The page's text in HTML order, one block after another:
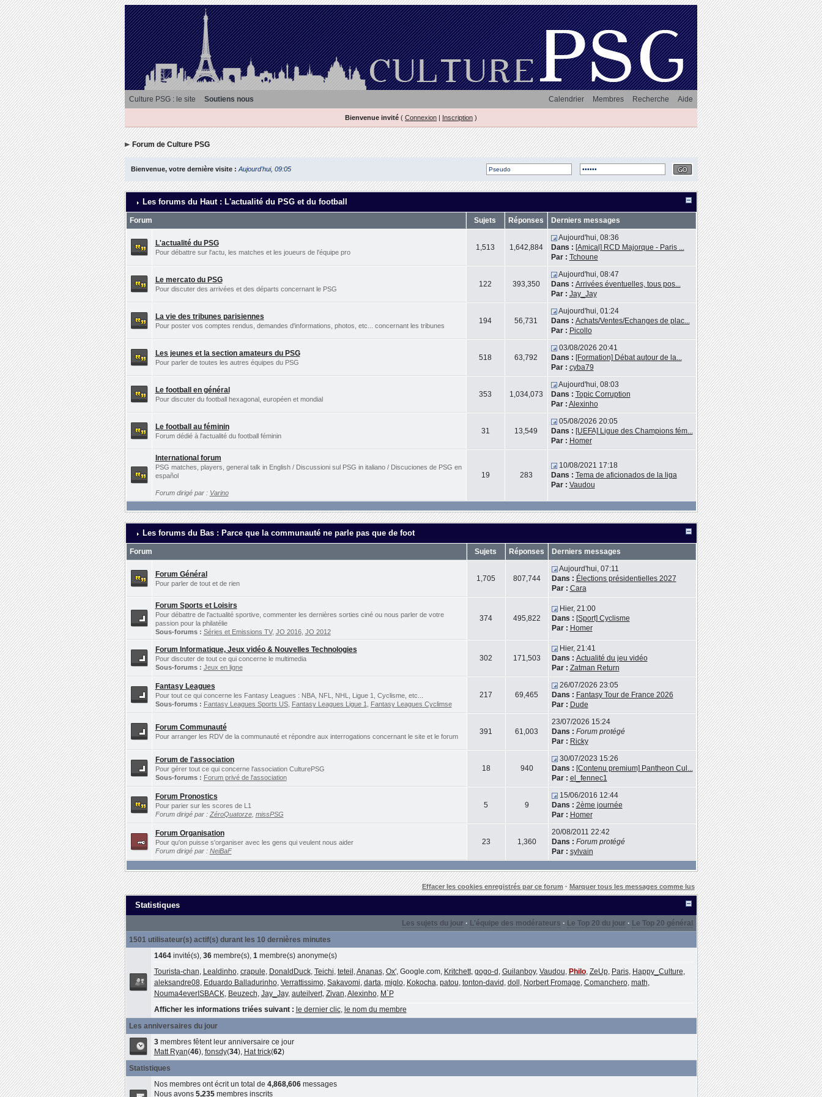
Culture PSG : le site Soutiens nous Aide
Recherche
Membres
Calendrier
Bienvenue invité ( Connexion | Inscription )
Forum de Culture PSG
Bienvenue, votre dernière visite : Aujourd'hui, 09:05
Les forums du Haut : L'actualité du PSG et du football
Forum Sujets Réponses Derniers messages
L'actualité du PSG
Pour débattre sur l'actu, les matches et les joueurs de l'équipe pro
1,513 1,642,884
Aujourd'hui, 08:36
Dans : [Amical] RCD Majorque - Paris ...
Par : Tchoune
Le mercato du PSG
Pour discuter des arrivées et des départs concernant le PSG
122 393,350
Aujourd'hui, 08:47
Dans : Arrivées éventuelles, tous pos...
Par : Jay_Jay
La vie des tribunes parisiennes
Pour poster vos comptes rendus, demandes d'informations, photos, etc... concernant les tribunes
194 56,731
Aujourd'hui, 01:24
Dans : Achats/Ventes/Echanges de plac...
Par : Picollo
Les jeunes et la section amateurs du PSG
Pour parler de toutes les autres équipes du PSG
518 63,792
03/08/2026 20:41
Dans : [Formation] Débat autour de la...
Par : cyba79
Le football en général
Pour discuter du football hexagonal, européen et mondial
353 1,034,073
Aujourd'hui, 08:03
Dans : Topic Corruption
Par : Alexinho
Le football au féminin
Forum dédié à l'actualité du football féminin
31 13,549
05/08/2026 20:05
Dans : [UEFA] Ligue des Champions fém...
Par : Homer
International forum
PSG matches, players, general talk in English / Discussioni sul PSG in italiano / Discuciones de PSG en
español
Forum dirigé par : Varino
19 283
10/08/2021 17:18
Dans : Tema de aficionados de la liga
Par : Vaudou
Les forums du Bas : Parce que la communauté ne parle pas que de foot
Forum Sujets Réponses Derniers messages
Forum Général
Pour parler de tout et de rien
1,705 807,744
Aujourd'hui, 07:11
Dans : Élections présidentielles 2027
Par : Cara
Forum Sports et Loisirs
Pour débattre de l'actualité sportive, commenter les dernières sorties ciné ou nous parler de votre
passion pour la philatélie
Sous-forums : Séries et Emissions TV, JO 2016, JO 2012
374 495,822
Hier, 21:00
Dans : [Sport] Cyclisme
Par : Homer
Forum Informatique, Jeux vidéo & Nouvelles Technologies
Pour discuter de tout ce qui concerne le multimedia
Sous-forums : Jeux en ligne
302 171,503
Hier, 21:41
Dans : Actualité du jeu vidéo
Par : Zatman Return
Fantasy Leagues
Pour tout ce qui concerne les Fantasy Leagues : NBA, NFL, NHL, Ligue 1, Cyclisme, etc...
Sous-forums : Fantasy Leagues Sports US, Fantasy Leagues Ligue 1 Fantasy Leagues Cyclimse
217 69,465
26/07/2026 23:05
Dans : Fantasy Tour de France 2026
Par : Dude
Forum Communauté
Pour arranger les RDV de la communauté et répondre aux interrogations concernant le site et le forum
391 61,003
23/07/2026 15:24
Dans : Forum protégé
Par : Ricky
Forum de l'association
Pour gérer tout ce qui concerne l'association CulturePSG
Sous-forums : Forum privé de l'association
18 940
30/07/2023 15:26
Dans : [Contenu premium] Pantheon Cul...
Par : el_fennec1
Forum Pronostics
Pour parier sur les scores de L1
Forum dirigé par : ZéroQuatorze, missPSG
5 9
15/06/2016 12:44
Dans : 2ème journée
Par : Homer
Forum Organisation
Pour qu'on puisse s'organiser avec les gens qui veulent nous aider
Forum dirigé par : NeiBaF
23 1,360
20/08/2011 22:42
Dans : Forum protégé
Par : sylvain
Effacer les cookies enregistrés par ce forum·Marquer tous les messages comme lus
Statistiques
Les sujets du jour · L'équipe des modérateurs · Le Top 20 du jour · Le Top 20 général
1501 utilisateur(s) actif(s) durant les 10 dernières minutes
1464invité(s), 36membre(s), 1membre(s) anonyme(s)
Tourista-chan, Lealdinho, crapule, DonaldDuck, Teichi, teteil ,Ananas, Ox', Google.com, Kritchett, gogo-d , Guilanboy, Vaudou, Philo, ZeUp, Paris, Happy_Culture,
aleksandre08, Eduardo Balladurinho, Verrattissimo, Sakavomi, darta, miglo, Kokocha, patou, tonton-david , doll , Norbert Fromage, Comanchero, math,
Nouma4everISBACK, Beuzech, Jay_Jay, auteilvert, Zivan,Alexinho, M`P
Afficher les informations triées suivant : le dernier clic, le nom du membre
Les anniversaires du jour
3membres fêtent leur anniversaire ce jour
Matt Ryan(46), fonsdy(34), Hat trick(62)
Statistiques
Nos membres ont écrit un total de 4,868,606messages
Nous avons 5,235membres inscrits